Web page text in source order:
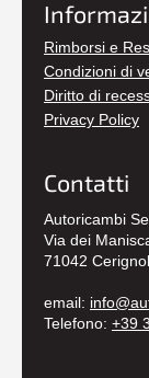
Rimborsi e
Condizioni di
Diritto di
Privacy Policy
Contatti
Autoricambi
Via dei
71042
email:
Telefono: +39